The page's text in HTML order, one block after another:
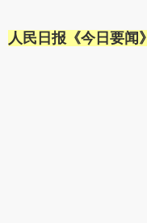
人民日报《今日要闻》